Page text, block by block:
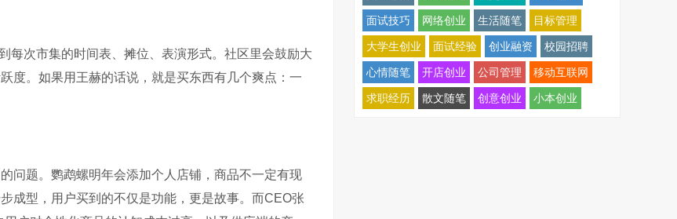
每次市集的时间表、摊位、表演形式。社区里会鼓励大
度。如果用王赫的话说，就是买东西有几个爽点：一
问题。鹦鹉螺明年会添加个人店铺，商品不一定有现
成型，用户买到的不仅是功能，更是故事。而CEO张
面试技巧 网络创业 生活随笔 目标管理
大学生创业 面试经验 创业融资 校园招聘
心情随笔 开店创业 公司管理 移动互联网
求职经历 散文随笔 创意创业 小本创业